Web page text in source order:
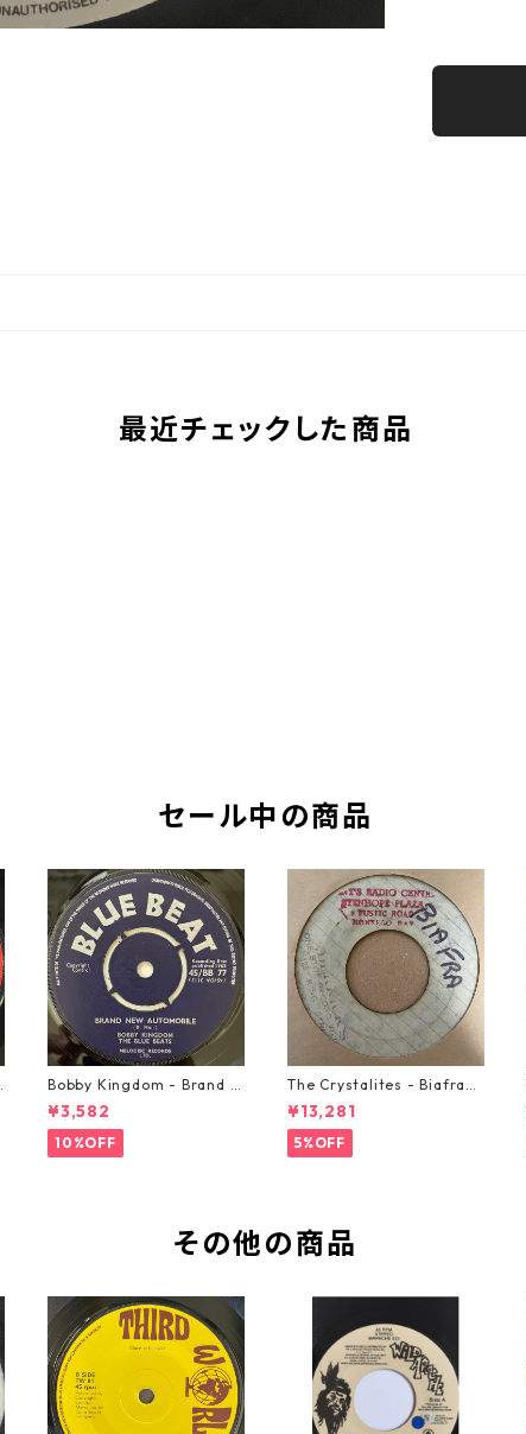
最近チェックした商品
セール中の商品
Bobby Kingdom - Brand N
ew Automobile【7-2088
9】
¥3,582
10%OFF
The Crystalites - Biafra
【7-21293】
¥13,281
5%OFF
その他の商品